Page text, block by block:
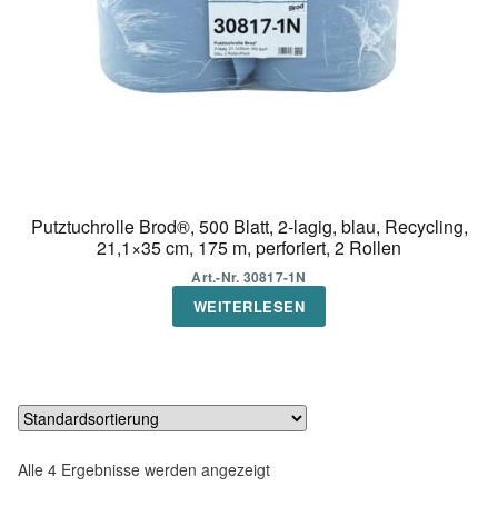
Putztuchrolle Brod®, 500 Blatt, 2-lagig, blau, Recycling,
21,1×35 cm, 175 m, perforiert, 2 Rollen
Art.-Nr. 30817-1N
WEITERLESEN
Alle 4 Ergebnisse werden angezeigt